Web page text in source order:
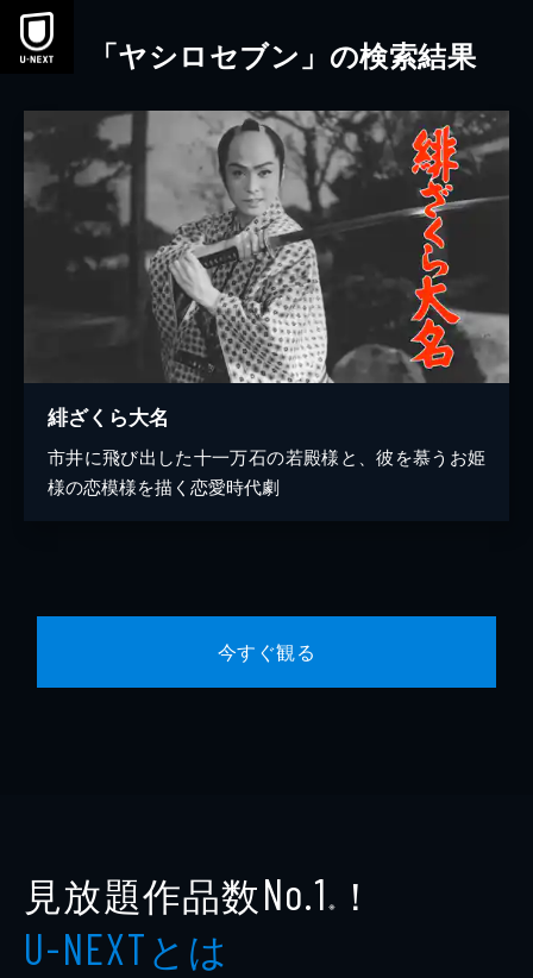
本文へスキップ
「ヤシロセブン」の検索結果
緋ざくら大名
市井に飛び出した十一万石の若殿様と、彼を慕うお姫
様の恋模様を描く恋愛時代劇
今すぐ観る
見放題作品数No.1 ※ ！
U-NEXTとは